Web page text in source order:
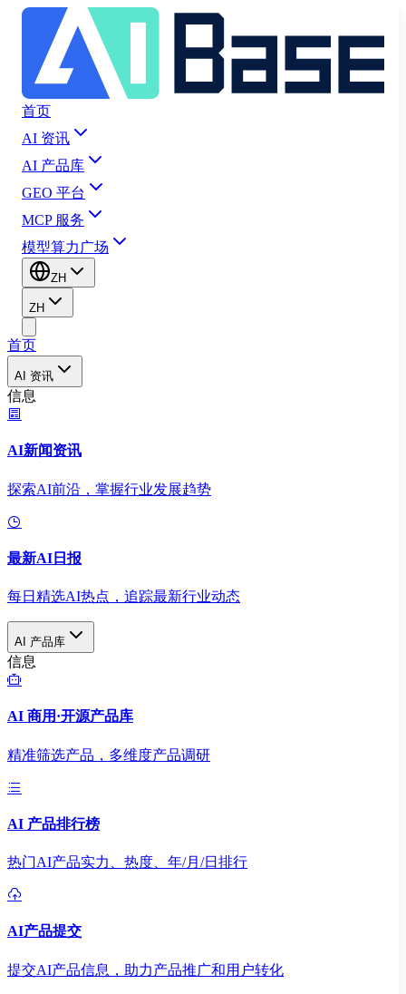
首页
AI 资讯
AI 产品库
GEO 平台
MCP 服务
模型算力广场
ZH
ZH
首页
AI 资讯
信息
AI新闻资讯
探索AI前沿，掌握行业发展趋势
最新AI日报
每日精选AI热点，追踪最新行业动态
AI 产品库
信息
AI 商用·开源产品库
精准筛选产品，多维度产品调研
AI 产品排行榜
热门AI产品实力、热度、年/月/日排行
AI产品提交
提交AI产品信息，助力产品推广和用户转化